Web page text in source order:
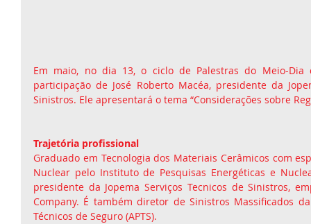
Em maio, no dia 13, o ciclo de Palestras do Meio-Dia
participação de José Roberto Macéa, presidente da
Sinistros. Ele apresentará o tema “Considerações sobre
Trajetória profissional
Graduado em Tecnologia dos Materiais Cerâmicos com
Nuclear pelo Instituto de Pesquisas Energéticas e
presidente da Jopema Serviços Tecnicos de Sinistros,
Company. É também diretor de Sinistros Massificados
Técnicos de Seguro (APTS).